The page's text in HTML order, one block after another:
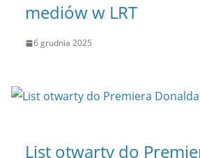
mediów w LRT
6 grudnia 2025
List otwarty do